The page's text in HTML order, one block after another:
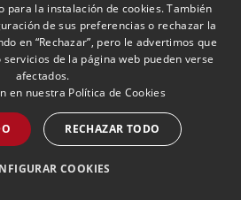
energética.
en caso de adquirir una vivienda
antes de que transcurran 10
la construcción.
de no existencia de
de propietarios.
IBI.
para la instalación de cookies. También
de sus preferencias o rechazar la
en “Rechazar”, pero le advertimos que
de la página web pueden verse
afectados.
en nuestra Política de Cookies
RECHAZAR TODO
COOKIES